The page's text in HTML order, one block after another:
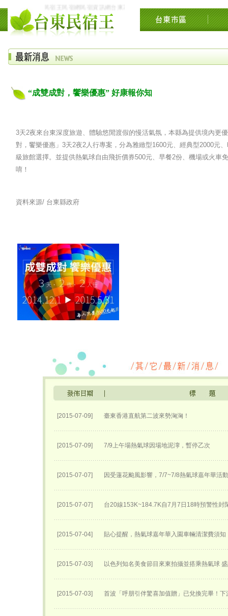
民宿王民宿網民宿資訊網台東花東花蓮綠島民宿住宿旅遊景點交流網
“成雙成對，饗樂優惠” 好康報你知
3天2夜來台東深度旅遊、體驗悠閒渡假的慢活氣氛，本縣為提供境內更
對，饗樂優惠」3天2夜2人行專案，分為雅緻型1600元、經典型2000元
級旅館選擇。並提供熱氣球自由飛折價券500元、早餐2份、機場或火車
唷！
資料來源/ 台東縣政府
[2015-07-09] 臺東香港直航第二波來勢洶洶！
[2015-07-09] 7/9上午場熱氣球因場地泥濘，暫停乙次
[2015-07-07] 因受蓮花颱風影響，7/7~7/8熱氣球嘉年華活
[2015-07-07] 台20線153K~184.7K自7月7日18時預警性封
[2015-07-04] 貼心提醒，熱氣球嘉年華入園車輛清潔費須知
[2015-07-03] 以色列知名美食節目來東拍攝並搭乘熱氣球
[2015-07-03] 首波「呼朋引伴驚喜加值贈」已兌換完畢！下